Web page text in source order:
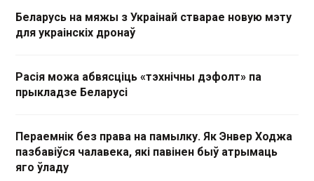
Беларусь на мяжы з Украінай стварае новую мэту
для украінскіх дронаў
Расія можа абвясціць «тэхнічны дэфолт» па
прыкладзе Беларусі
Пераемнік без права на памылку. Як Энвер Ходжа
пазбавіўся чалавека, які павінен быў атрымаць
яго ўладу